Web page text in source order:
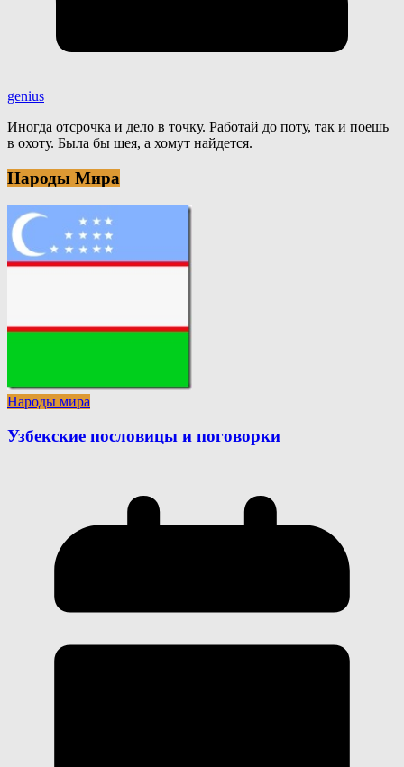
genius
Иногда отсрочка и дело в точку. Работай до поту, так и поешь
в охоту. Была бы шея, а хомут найдется.
Народы Мира
Народы мира
Узбекские пословицы и поговорки